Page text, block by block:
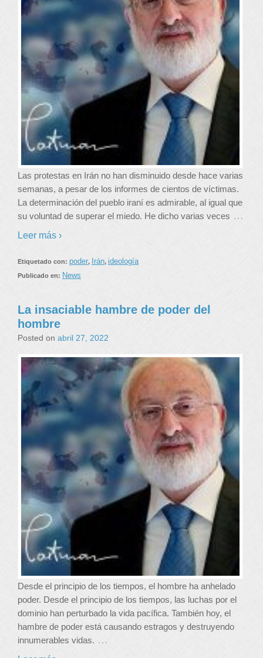
Las protestas en Irán no han disminuido desde hace varias
semanas, a pesar de los informes de cientos de víctimas.
La determinación del pueblo iraní es admirable, al igual que
su voluntad de superar el miedo. He dicho varias veces …
Leer más ›
Etiquetado con: poder, Irán, ideología
Publicado en: News
La insaciable hambre de poder del
hombre
Posted on abril 27, 2022
Desde el principio de los tiempos, el hombre ha anhelado
poder. Desde el principio de los tiempos, las luchas por el
dominio han perturbado la vida pacífica. También hoy, el
hambre de poder está causando estragos y destruyendo
innumerables vidas. …